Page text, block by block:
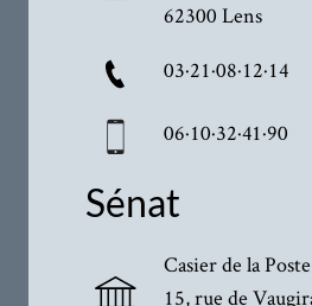
62300 Lens
03·21·08·12·14
06·10·32·41·90
Sénat
Casier de la Poste
15, rue de